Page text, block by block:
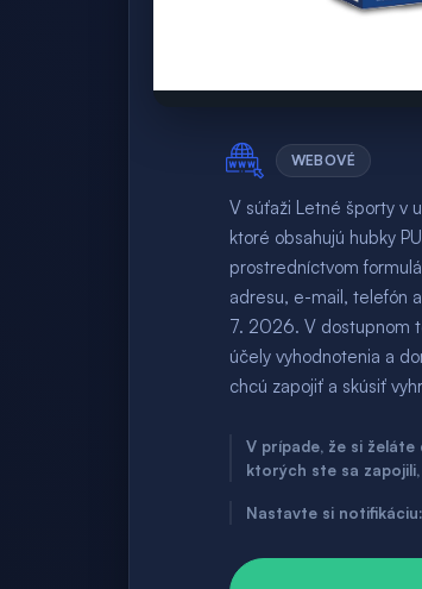
WEBOVÉ
V súťaži Letné športy v
ktoré obsahujú hubky
prostredníctvom
adresu, e-mail, telefón
7. 2026. V dostupnom
účely vyhodnotenia a
chcú zapojiť a skúsiť
V prípade, že si
ktorých ste sa
Nastavte si